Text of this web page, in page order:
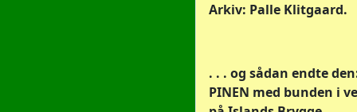
Arkiv: Palle Klitgaard.
. . . og sådan endte
PINEN med bunden i